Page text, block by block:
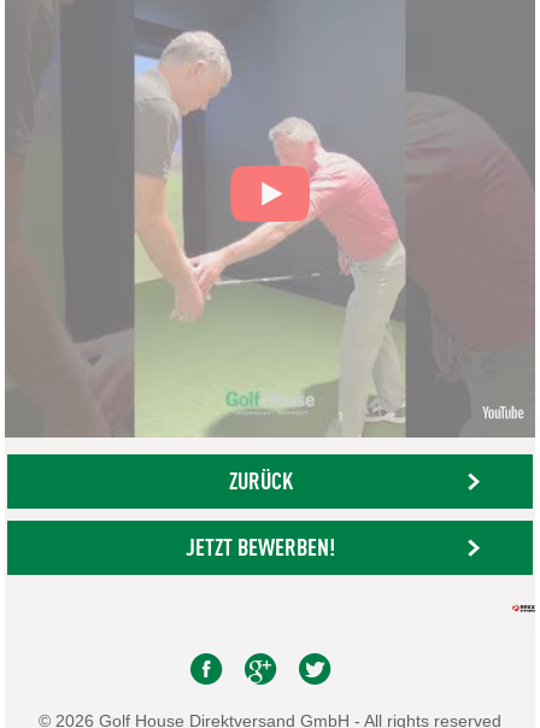
ZURÜCK
JETZT BEWERBEN!
© 2026 Golf House Direktversand GmbH - All rights reserved